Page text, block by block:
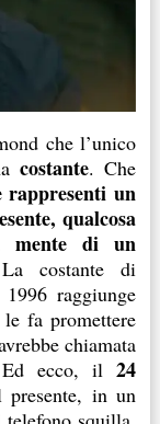
che l’unico
costante. Che
rappresenti un
qualcosa
mente di un
La costante di
raggiunge
fa promettere
chiamata
ecco, il 24
in un